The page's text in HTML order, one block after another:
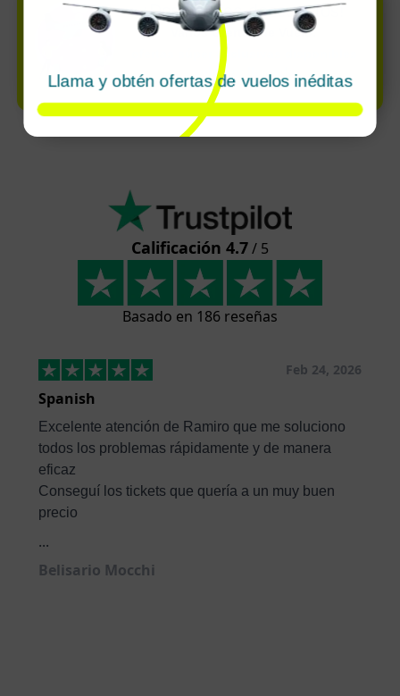
¡Desbloquea descuentos!
Varios Ofertas de Vuelo:
ofertas súper exclusivas disponibles
solo por llamada
Calificación 4.7/ 5
Basado en 186 reseñas
Feb 24, 2026
Spanish
Excelente atención de Ramiro que me soluciono
todos los problemas rápidamente y de manera
eficaz
Conseguí los tickets que quería a un muy buen
precio
...
Belisario Mocchi
Llama y obtén ofertas de vuelos inéditas